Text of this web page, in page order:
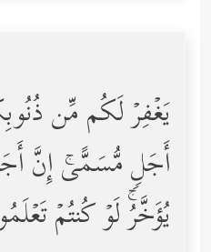
یَغۡفِرۡ لَكُم مِّن
أَجَلࣲ مُّسَمًّىۚ إِنَّ أَجَلَ
یُؤَخَّرُۚ لَوۡ كُنتُمۡ